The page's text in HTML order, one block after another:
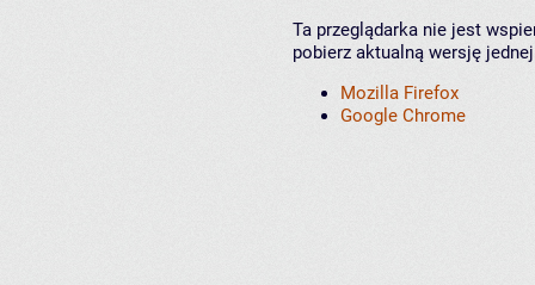
Ta przeglądarka nie jest
pobierz aktualną wersję
Mozilla Firefox
Google Chrome